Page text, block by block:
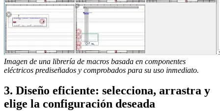
Imagen de una librería de macros basada en componentes
eléctricos prediseñados y comprobados para su uso inmediato.
3. Diseño eficiente: selecciona, arrastra y
elige la configuración deseada